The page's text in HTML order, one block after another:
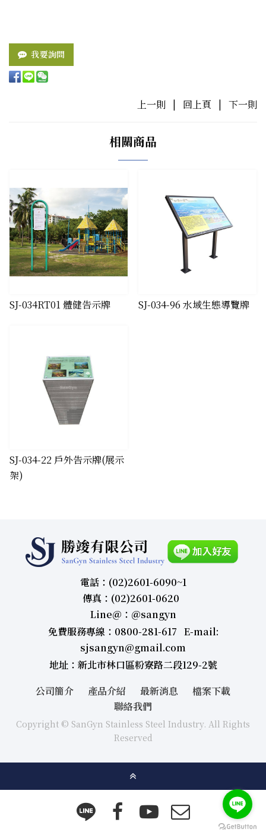
我要詢問
上一則 | 回上頁 | 下一則
相關商品
SJ-034RT01 體健告示牌 ​SJ-034-96 水域生態導覽牌
​SJ-034-22 戶外告示牌(展示
架)
電話：(02)2601-6090~1
傳真：(02)2601-0620
Line＠：＠sangyn
免費服務專線：0800-281-617 E-mail:
sjsangyn@gmail.com
地址：新北市林口區粉寮路二段129-2號
公司簡介
產品介紹 最新消息
檔案下載
聯絡我們
Copyright © SanGyn Stainless Steel Industry. All Rights
Reserved